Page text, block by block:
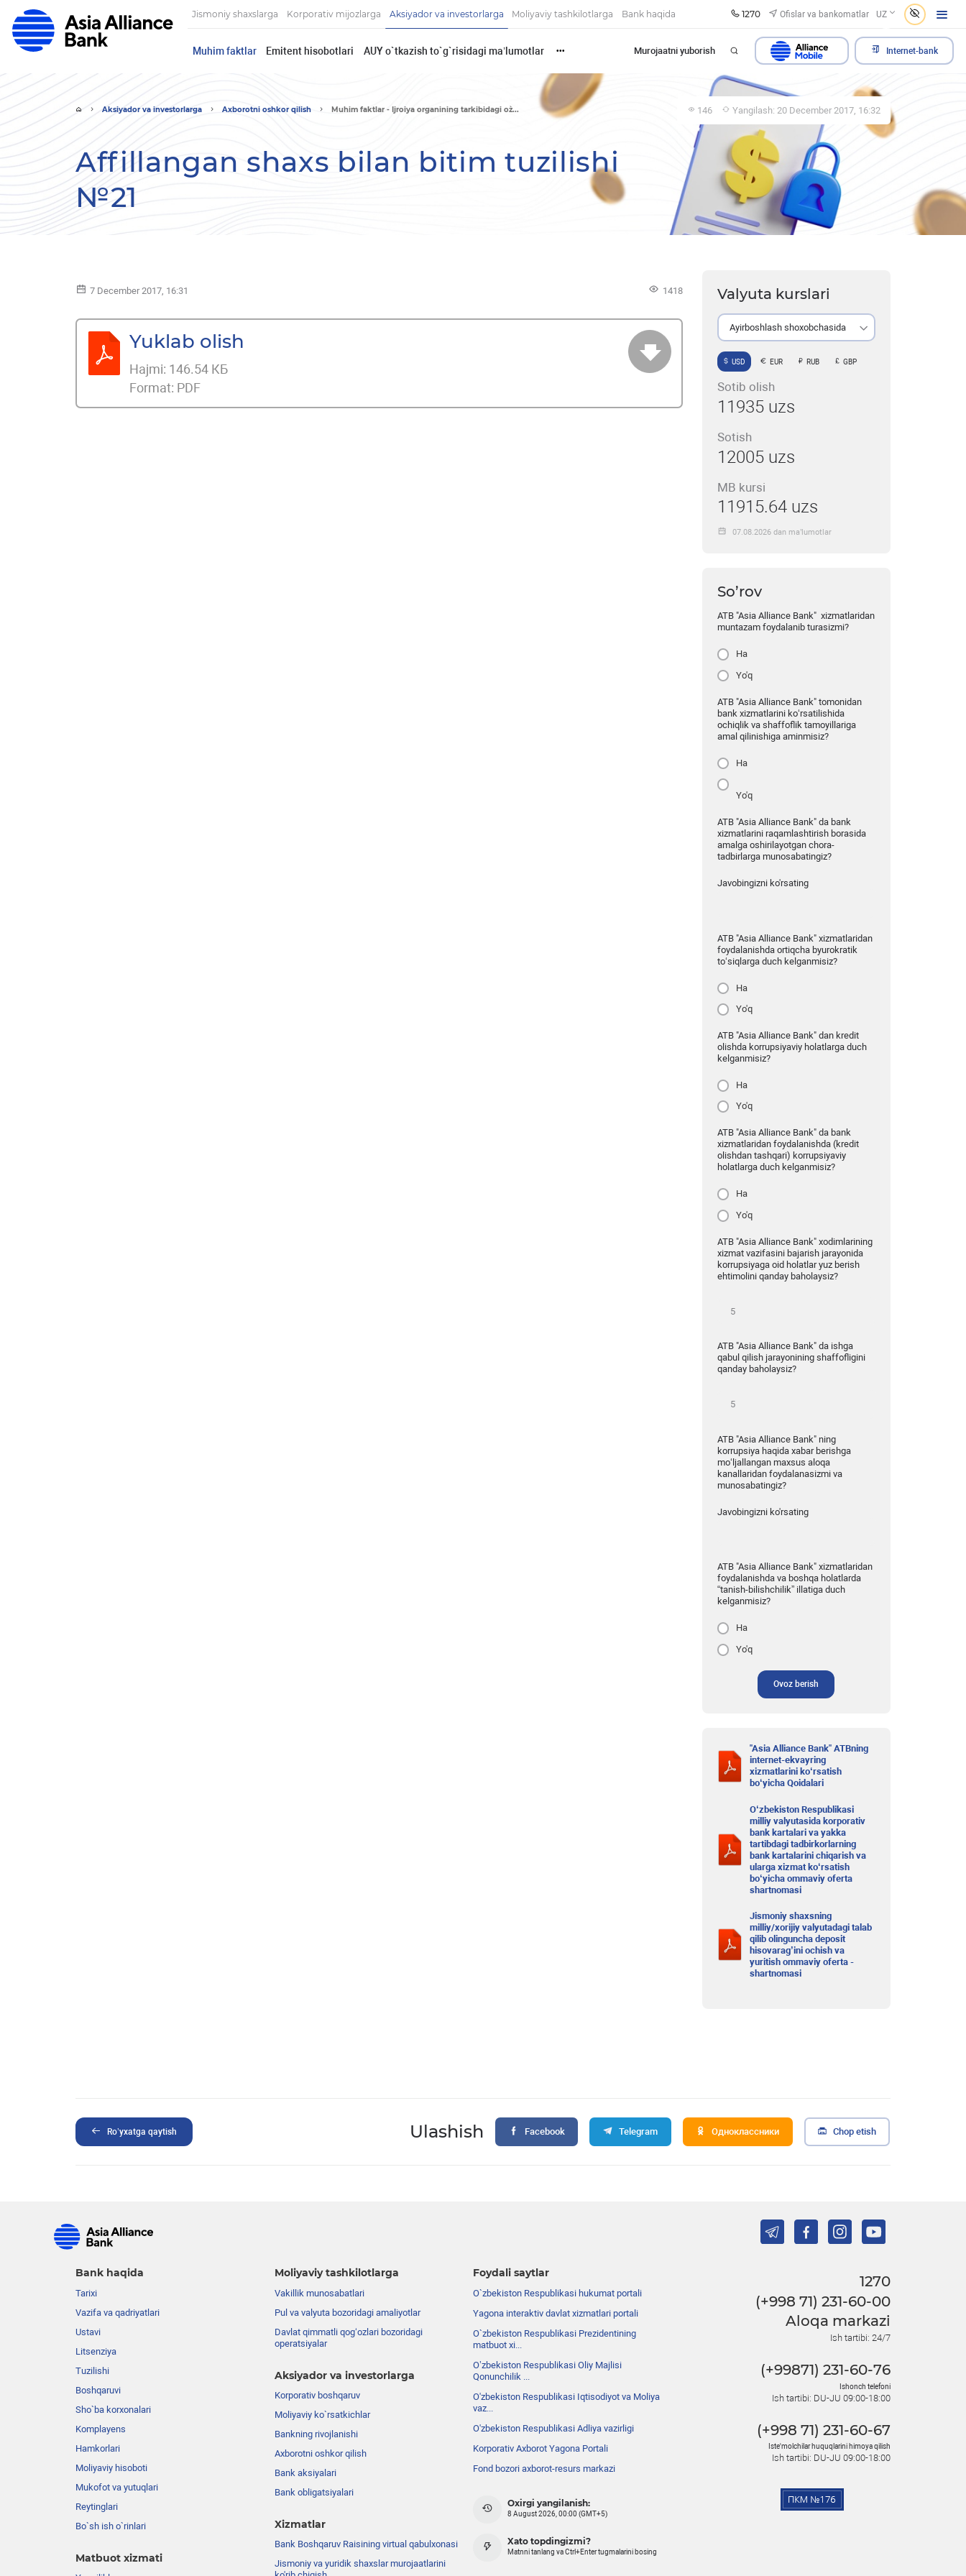
Jismoniy shaxslarga Korporativ mijozlarga Aksiyador va investorlarga Moliyaviy tashkilotlarga Bank haqida 1270 Ofislar va bankomatlar UZ
Muhim faktlar Emitent hisobotlari AUY o`tkazish to`g`risidagi ma’lumotlar ••• Murojaatni yuborish Internet-bank
Aksiyador va investorlarga Axborotni oshkor qilish Muhim faktlar - Ijroiya organining tarkibidagi o`z... 146 Yangilash: 20 December 2017, 16:32
Affillangan shaxs bilan bitim tuzilishi
№21
7 December 2017, 16:31 1418
Yuklab olish
Hajmi: 146.54 КБ
Format: PDF
Valyuta kurslari
Ayirboshlash shoxobchasida
USD EUR RUB GBP
Sotib olish
11935 uzs
Sotish
12005 uzs
MB kursi
11915.64 uzs
07.08.2026 dan ma’lumotlar
So’rov
ATB "Asia Alliance Bank" xizmatlaridan
muntazam foydalanib turasizmi?
Ha
Yo'q
ATB "Asia Alliance Bank" tomonidan
bank xizmatlarini ko‘rsatilishida
ochiqlik va shaffoflik tamoyillariga
amal qilinishiga aminmisiz?
Ha
Yo'q
ATB "Asia Alliance Bank" da bank
xizmatlarini raqamlashtirish borasida
amalga oshirilayotgan chora-
tadbirlarga munosabatingiz?
Javobingizni ko'rsating
ATB "Asia Alliance Bank" xizmatlaridan
foydalanishda ortiqcha byurokratik
to‘siqlarga duch kelganmisiz?
Ha
Yo'q
ATB "Asia Alliance Bank" dan kredit
olishda korrupsiyaviy holatlarga duch
kelganmisiz?
Ha
Yo'q
ATB "Asia Alliance Bank" da bank
xizmatlaridan foydalanishda (kredit
olishdan tashqari) korrupsiyaviy
holatlarga duch kelganmisiz?
Ha
Yo'q
ATB "Asia Alliance Bank" xodimlarining
xizmat vazifasini bajarish jarayonida
korrupsiyaga oid holatlar yuz berish
ehtimolini qanday baholaysiz?
ATB "Asia Alliance Bank" da ishga
qabul qilish jarayonining shaffofligini
qanday baholaysiz?
ATB "Asia Alliance Bank" ning
korrupsiya haqida xabar berishga
mo‘ljallangan maxsus aloqa
kanallaridan foydalanasizmi va
munosabatingiz?
Javobingizni ko'rsating
ATB "Asia Alliance Bank" xizmatlaridan
foydalanishda va boshqa holatlarda
“tanish-bilishchilik” illatiga duch
kelganmisiz?
Ha
Yo'q
Ovoz berish
"Asia Alliance Bank" ATBning
internet-ekvayring
xizmatlarini ko‘rsatish
bo‘yicha Qoidalari
O‘zbekiston Respublikasi
milliy valyutasida korporativ
bank kartalari va yakka
tartibdagi tadbirkorlarning
bank kartalarini chiqarish va
ularga xizmat ko‘rsatish
bo‘yicha ommaviy oferta
shartnomasi
Jismoniy shaxsning
milliy/xorijiy valyutadagi talab
qilib olinguncha deposit
hisovarag’ini ochish va
yuritish ommaviy oferta -
shartnomasi
Ro’yxatga qaytish Ulashish Facebook Telegram Одноклассники Chop etish
Bank haqida
Tarixi
Vazifa va qadriyatlari
Ustavi
Litsenziya
Tuzilishi
Boshqaruvi
Sho`ba korxonalari
Komplayens
Hamkorlari
Moliyaviy hisoboti
Mukofot va yutuqlari
Reytinglari
Bo`sh ish o`rinlari
Matbuot xizmati
Moliyaviy tashkilotlarga
Vakillik munosabatlari
Pul va valyuta bozoridagi amaliyotlar
Davlat qimmatli qog‘ozlari bozoridagi
operatsiyalar
Aksiyador va investorlarga
Korporativ boshqaruv
Moliyaviy ko`rsatkichlar
Bankning rivojlanishi
Axborotni oshkor qilish
Bank aksiyalari
Bank obligatsiyalari
Xizmatlar
Bank Boshqaruv Raisining virtual qabulxonasi
Jismoniy va yuridik shaxslar murojaatlarini
Foydali saytlar
O`zbekiston Respublikasi hukumat portali
Yagona interaktiv davlat xizmatlari portali
O`zbekiston Respublikasi Prezidentining
matbuot xi...
Oʼzbekiston Respublikasi Oliy Majlisi
Qonunchilik ...
O'zbekiston Respublikasi Iqtisodiyot va Moliya
vaz...
O'zbekiston Respublikasi Adliya vazirligi
Korporativ Axborot Yagona Portali
Fond bozori axborot-resurs markazi
Oxirgi yangilanish:
8 August 2026, 00:00 (GMT+5)
Xato topdingizmi?
Matnni tanlang va Ctrl+Enter tugmalarini bosing
1270
(+998 71) 231-60-00
Aloqa markazi
Ish tartibi: 24/7
(+99871) 231-60-76
Ishonch telefoni
Ish tartibi: DU-JU 09:00-18:00
(+998 71) 231-60-67
Iste'molchilar huquqlarini himoya qilish
Ish tartibi: DU-JU 09:00-18:00